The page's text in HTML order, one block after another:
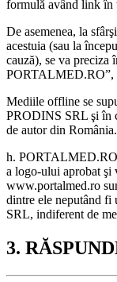
formulă având link
De asemenea, la
acestuia (sau la
cauză), se va
PORTALMED.RO”,
Mediile offline se
PRODINS SRL şi în
de autor din România.
h.
a logo-ului aprobat şi
www.portalmed.ro
dintre ele neputând fi
SRL, indiferent de
3.